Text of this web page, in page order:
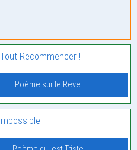
Recommencer !
Poème sur le Reve